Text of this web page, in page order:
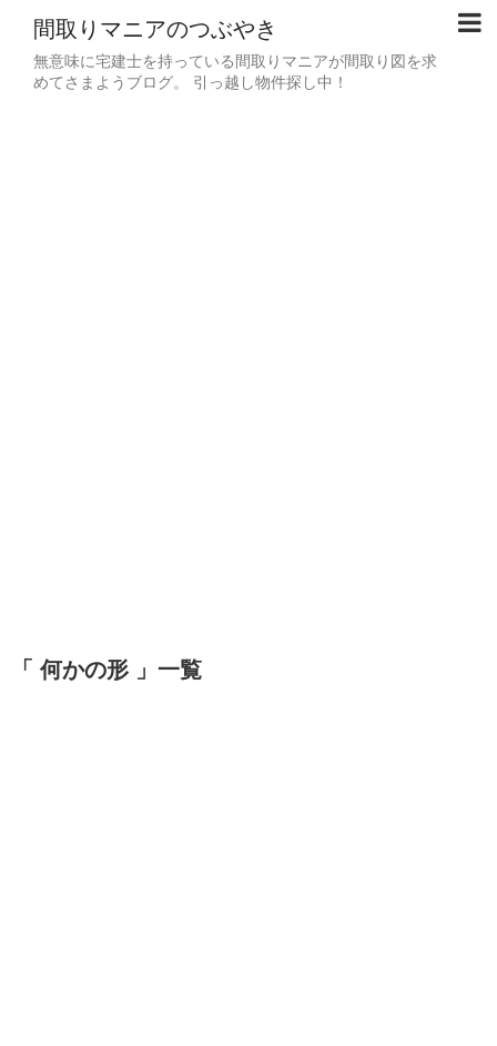
間取りマニアのつぶやき
無意味に宅建士を持っている間取りマニアが間取り図を求
めてさまようブログ。 引っ越し物件探し中！
「 何かの形 」一覧